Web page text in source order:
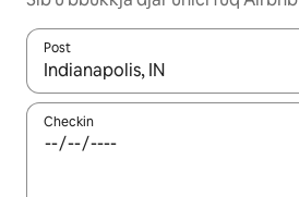
Post
Meta r-riżultati jkunu disponibbli,
Checkin